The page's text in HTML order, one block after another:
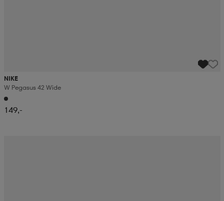
NIKE
W Pegasus 42 Wide
149,-